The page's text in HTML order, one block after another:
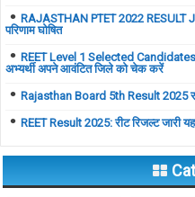
RAJASTHAN PTET 2022 RESULT
परिणाम घोषित
REET Level 1 Selected
अभ्यर्थी अपने आवंटित जिले को चेक करें
Rajasthan Board 5th Result 2025
REET Result 2025: रीट रिजल्ट जारी